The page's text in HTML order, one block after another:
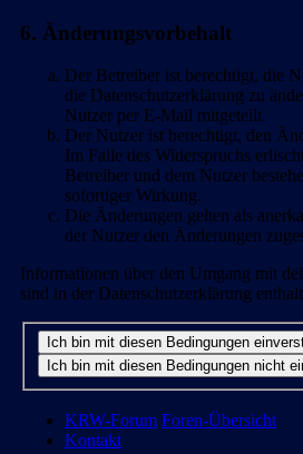
6. Änderungsvorbehalt
Der Betreiber ist berechtigt, die
die Datenschutzerklärung zu
Nutzer per E-Mail mitgeteilt.
Der Nutzer ist berechtigt, den
Im Falle des Widerspruchs
Betreiber und dem Nutzer
sofortiger Wirkung.
Die Änderungen gelten als
der Nutzer den Änderungen
Informationen über den Umgang mit
sind in der Datenschutzerklärung
KRW-Forum Foren-Übersicht
Kontakt